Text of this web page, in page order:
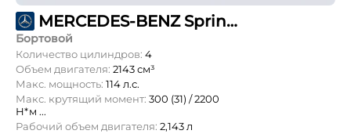
MERCEDES-BENZ Sprinter 211 CDI L1 DoubleCab 3т
Бортовой
Количество цилиндров: 4
Объем двигателя: 2143 см³
Макс. мощность: 114 л.с.
Макс. крутящий момент: 300 (31) / 2200
Н*м ...
Рабочий объем двигателя: 2,143 л